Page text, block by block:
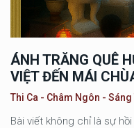
ÁNH TRĂNG QUÊ
VIỆT ĐẾN MÁI
Thi Ca - Châm Ngôn - Sáng
Bài viết không chỉ là sự